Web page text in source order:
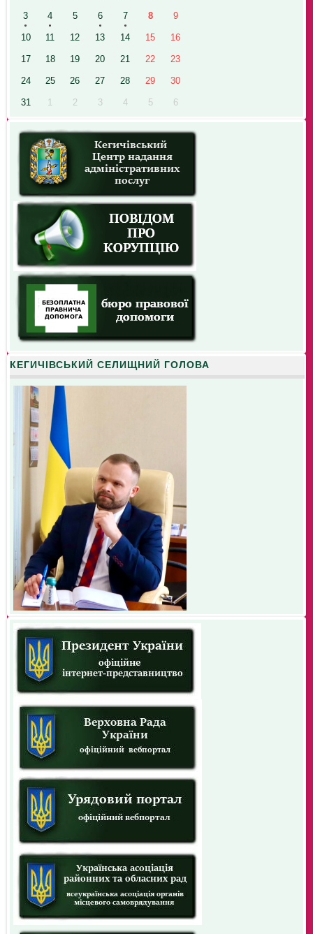
3 4 5 6 7 8 9
10 11 12 13 14 15 16
17 18 19 20 21 22 23
24 25 26 27 28 29 30
31 1 2 3 4 5 6
КЕГИЧІВСЬКИЙ СЕЛИЩНИЙ ГОЛОВА